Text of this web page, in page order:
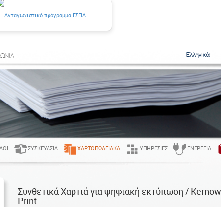
Ελληνικά
ΣΥΣΚΕΥΑΣΊΑ ΧΑΡΤΟΠΩΛΕΙΑΚΆ ΥΠΗΡΕΣΊΕΣ ΕΝΈΡΓΕΙΑ
Συνθετικά Χαρτιά για ψηφιακή εκτύπωση / Kernow
Print